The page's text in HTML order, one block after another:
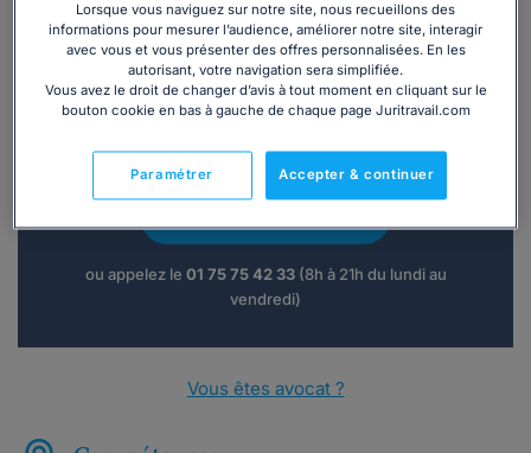
téléphone ?
ou appelez le 01 75 75 42 33(8h à 21h du lundi au
vendredi)
Vous êtes avocat ?
Lorsque vous naviguez sur notre site, nous recueillons des
informations pour mesurer l’audience, améliorer notre site, interagir
avec vous et vous présenter des offres personnalisées. En les
autorisant, votre navigation sera simplifiée.
Vous avez le droit de changer d’avis à tout moment en cliquant sur le
bouton cookie en bas à gauche de chaque page Juritravail.com
Accepter & continuer
Paramétrer